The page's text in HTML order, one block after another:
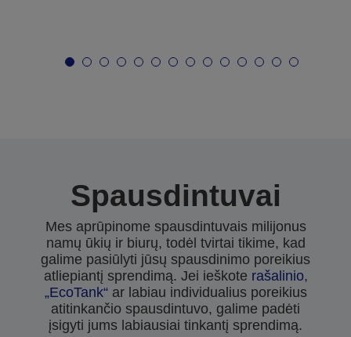
Spausdintuvai
Mes aprūpinome spausdintuvais milijonus
namų ūkių ir biurų, todėl tvirtai tikime, kad
galime pasiūlyti jūsų spausdinimo poreikius
atliepiantį sprendimą. Jei ieškote rašalinio,
„EcoTank“ar labiau individualius poreikius
atitinkančio spausdintuvo, galime padėti
įsigyti jums labiausiai tinkantį sprendimą.